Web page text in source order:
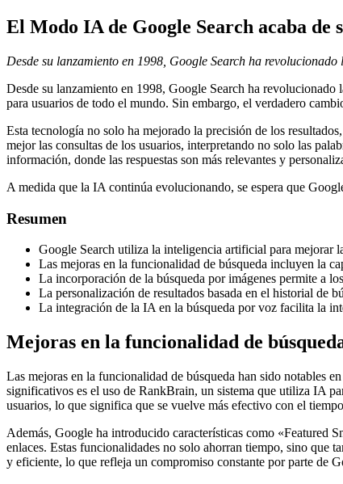
El Modo IA de Google Search acaba de
Desde su lanzamiento en 1998, Google Search ha
Desde su lanzamiento en 1998, Google Search ha
para usuarios de todo el mundo. Sin embargo, el verdadero
Esta tecnología no solo ha mejorado la precisión de los
mejor las consultas de los usuarios, interpretando no solo las
información, donde las respuestas son más relevantes y
A medida que la IA continúa evolucionando, se espera que
Resumen
Google Search utiliza la inteligencia artificial para mejorar
Las mejoras en la funcionalidad de búsqueda incluyen la
La incorporación de la búsqueda por imágenes permite a
La personalización de resultados basada en el historial de
La integración de la IA en la búsqueda por voz facilita la
Mejoras en la funcionalidad de
Las mejoras en la funcionalidad de búsqueda han sido notables
significativos es el uso de RankBrain, un sistema que utiliza IA
usuarios, lo que significa que se vuelve más efectivo con el
Además, Google ha introducido características como «Featured
enlaces. Estas funcionalidades no solo ahorran tiempo, sino que
y eficiente, lo que refleja un compromiso constante por parte de